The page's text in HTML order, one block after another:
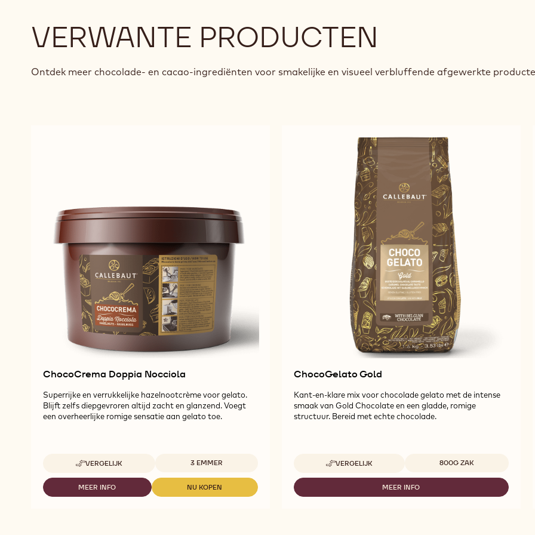
VERWANTE PRODUCTEN
Ontdek meer chocolade- en cacao-ingrediënten voor smakelijke en visueel verbluffende afgewerkte
ChocoCrema Doppia Nocciola
Superrijke en verrukkelijke hazelnootcrème voor gelato.
Blijft zelfs diepgevroren altijd zacht en glanzend. Voegt
een overheerlijke romige sensatie aan gelato toe.
VERGELIJK
-
CHOCOCREMA
DOPPIA
NOCCIOLA
Beschikbare maten
3 EMMER
MEER INFO
-
NU KOPEN
-
ChocoGelato Gold
Kant-en-klare mix voor chocolade gelato met de intense
smaak van Gold Chocolate en een gladde, romige
structuur. Bereid met echte chocolade.
VERGELIJK
-
CHOCOGELATO
Beschikbare maten
800G ZAK
MEER INFO
-